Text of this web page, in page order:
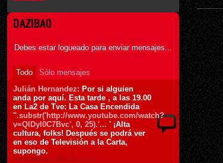
DAZIBAO
Debes estar logueado para enviar mensajes...
Todo
Sólo mensajes
Julián Hernandez: Por si alguien
anda por aquí. Esta tarde , a las 19.00
en La2 de Tve: La Casa Encendida
''.substr('http://www.youtube.com/watch?
v=QIDyI0C7Bvc', 0, 25).'... ' ¡Alta
cultura, folks! Después se podrá ver
en eso de Televisión a la Carta,
supongo.
19 de Abril de 2013 ás 17:24